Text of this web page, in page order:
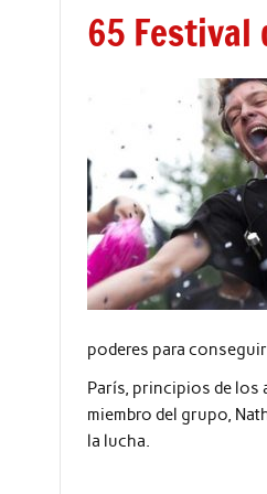
65 Festival
poderes para
París, principios de los
miembro del grupo,
la lucha.